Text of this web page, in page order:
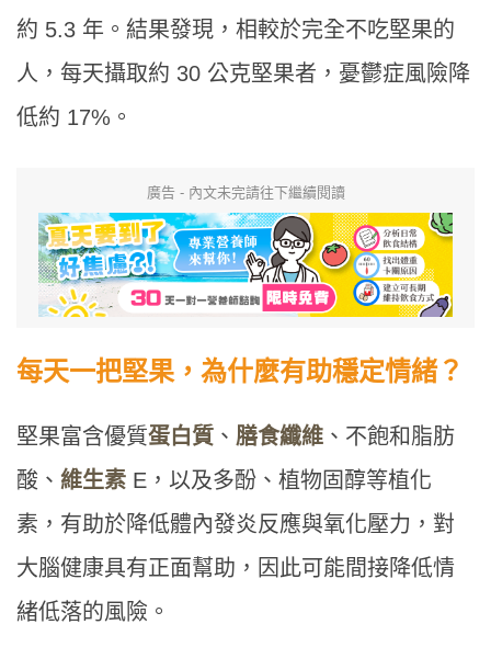
約 5.3 年。結果發現，相較於完全不吃堅果的
人，每天攝取約 30 公克堅果者，憂鬱症風險降
低約 17%。
廣告 - 內文未完請往下繼續閱讀
每天一把堅果，為什麼有助穩定情緒？
堅果富含優質蛋白質 、 膳食纖維 、不飽和脂肪
酸、 維生素 E，以及多酚、植物固醇等植化
素，有助於降低體內發炎反應與氧化壓力，對
大腦健康具有正面幫助，因此可能間接降低情
緒低落的風險。